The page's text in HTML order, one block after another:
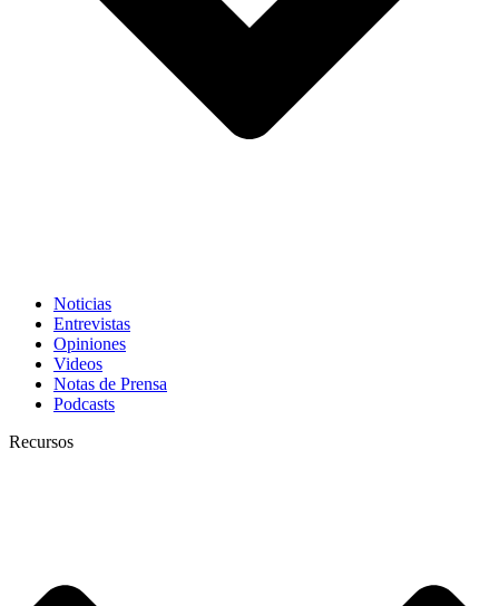
Noticias
Entrevistas
Opiniones
Videos
Notas de Prensa
Podcasts
Recursos